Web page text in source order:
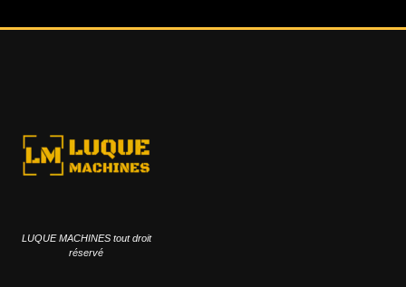
LUQUE MACHINES tout droit
réservé